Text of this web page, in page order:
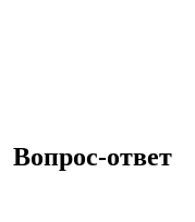
Вопрос-ответ